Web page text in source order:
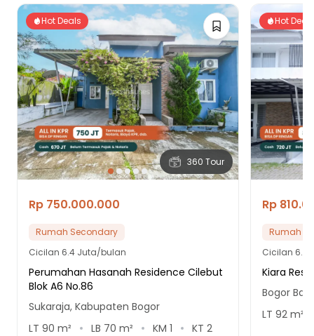
23 Menit ke STASIUN BOGOR
25 Menit ke Terminal Bus Ciparigi
18 Menit ke Terminal Bubulak
360 Tour
Hot Deals
Rp 750.000.000
Rumah Secondary
Cicilan 6.4 Juta/bulan
Perumahan Hasanah Residence Cilebut
Blok A6 No.86
Sukaraja, Kabupaten Bogor
LT 90 m² LB 70 m² KM 1 KT 2
Hot Deals
Rp
Rumah
Cicilan 6.9
Kiara
Bogor
LT 92m²